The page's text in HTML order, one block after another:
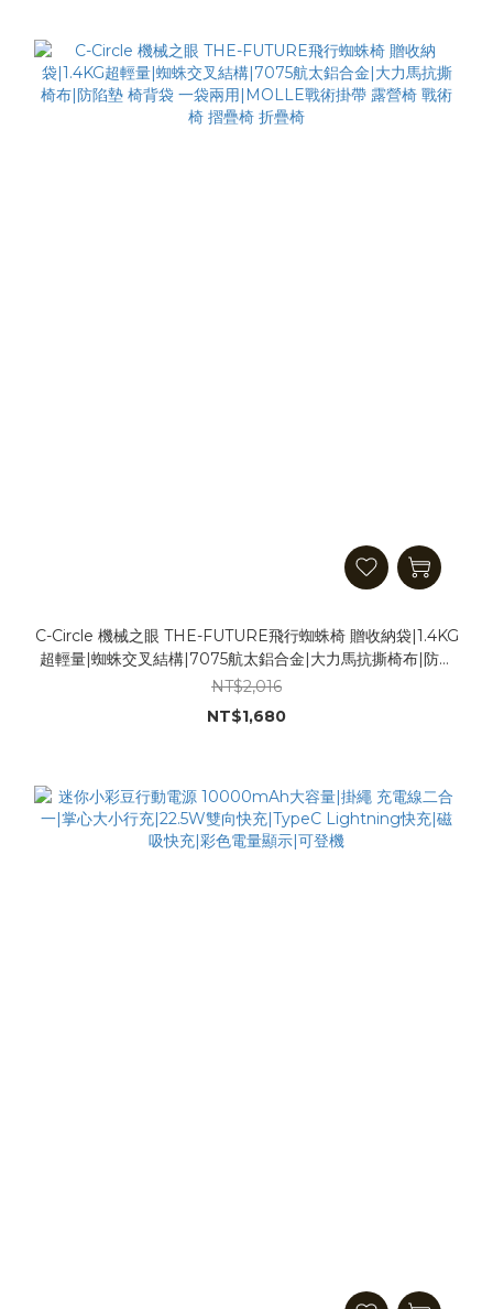
C-Circle 機械之眼 THE-FUTURE飛行蜘蛛椅 贈收納袋|1.4KG
超輕量|蜘蛛交叉結構|7075航太鋁合金|大力馬抗撕椅布|防陷
墊 椅背袋 一袋兩用|MOLLE戰術掛帶 露營椅 戰術椅 摺疊椅
折疊椅
NT$2,016
NT$1,680